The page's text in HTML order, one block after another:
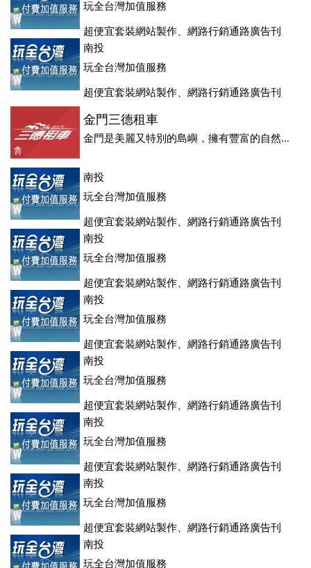
玩全台灣加值服務
超便宜套裝網站製作、網路行銷通路廣告刊
登、訂房系統、客房委託旅行社銷售，全面優惠中....
南投
玩全台灣加值服務
超便宜套裝網站製作、網路行銷通路廣告刊
登、訂房系統、客房委託旅行社銷售，全面優惠中....
金門三德租車
金門是美麗又特別的島嶼，擁有豐富的自然...
南投
玩全台灣加值服務
超便宜套裝網站製作、網路行銷通路廣告刊
登、訂房系統、客房委託旅行社銷售，全面優惠中....
南投
玩全台灣加值服務
超便宜套裝網站製作、網路行銷通路廣告刊
登、訂房系統、客房委託旅行社銷售，全面優惠中....
南投
玩全台灣加值服務
超便宜套裝網站製作、網路行銷通路廣告刊
登、訂房系統、客房委託旅行社銷售，全面優惠中....
南投
玩全台灣加值服務
超便宜套裝網站製作、網路行銷通路廣告刊
登、訂房系統、客房委託旅行社銷售，全面優惠中....
南投
玩全台灣加值服務
超便宜套裝網站製作、網路行銷通路廣告刊
登、訂房系統、客房委託旅行社銷售，全面優惠中....
南投
玩全台灣加值服務
超便宜套裝網站製作、網路行銷通路廣告刊
登、訂房系統、客房委託旅行社銷售，全面優惠中....
南投
玩全台灣加值服務